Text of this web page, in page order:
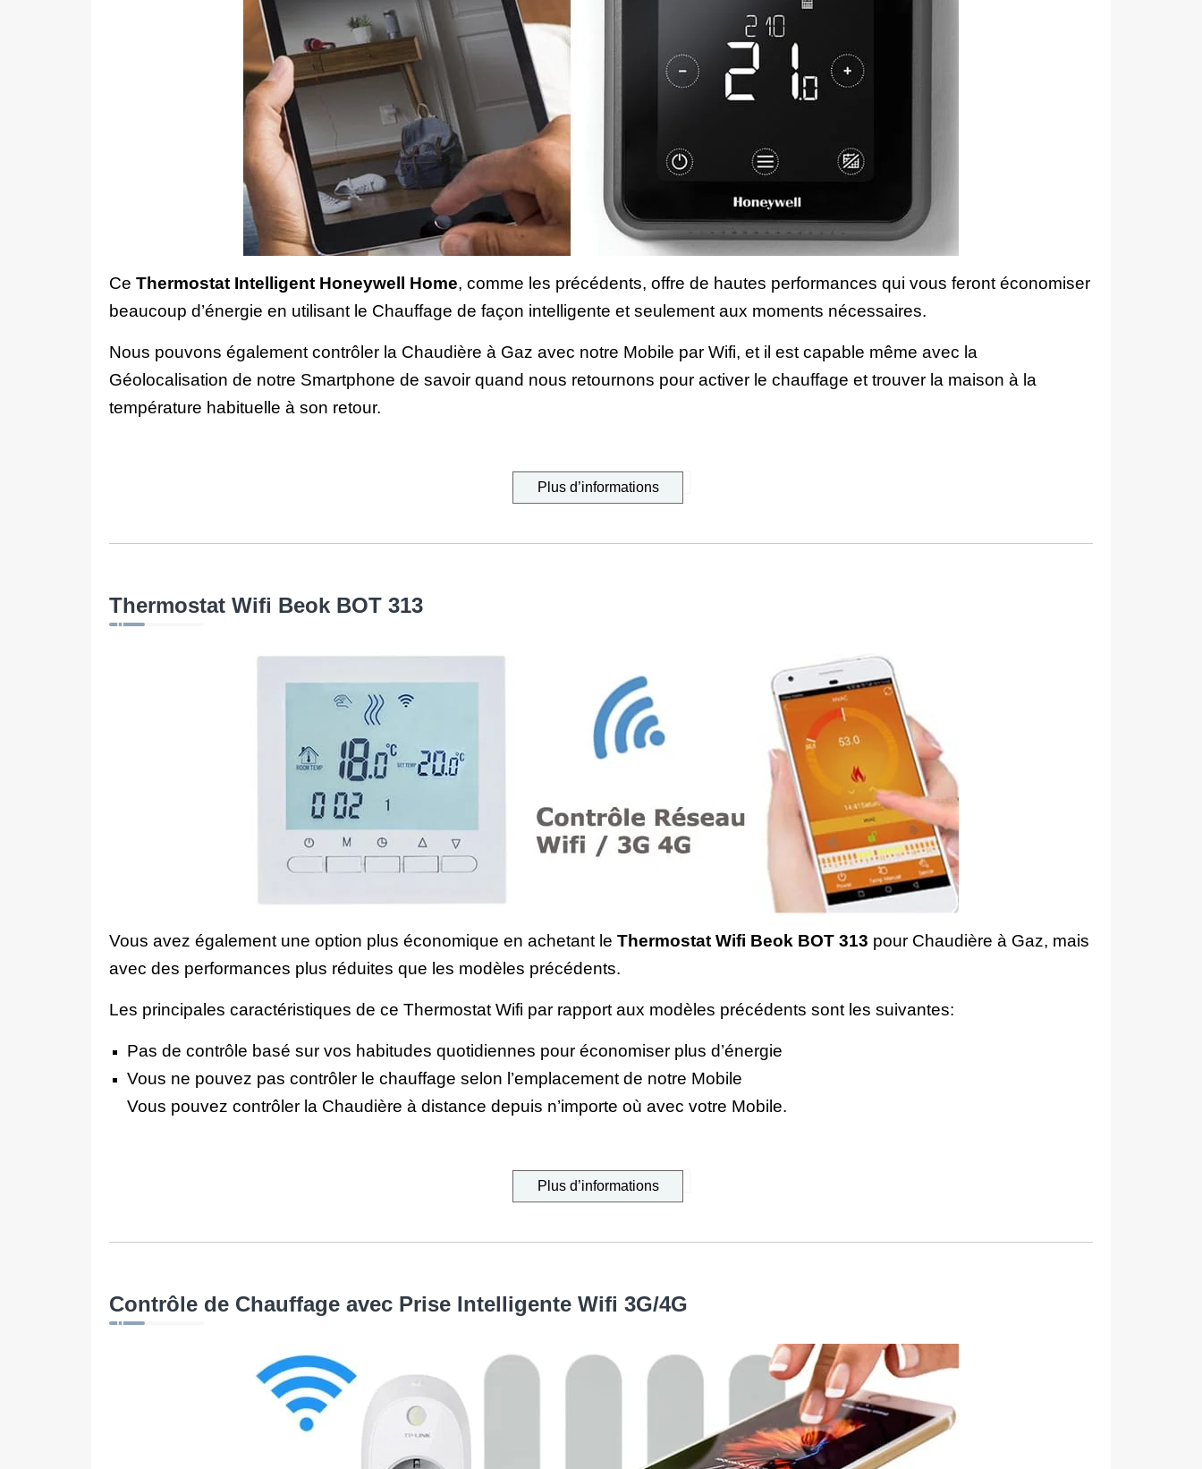
Ce Thermostat Intelligent Honeywell Home, comme les précédents, offre de hautes performances qui vous feront économiser
beaucoup d’énergie en utilisant le Chauffage de façon intelligente et seulement aux moments nécessaires.
Nous pouvons également contrôler la Chaudière à Gaz avec notre Mobile par Wifi, et il est capable même avec la
Géolocalisation de notre Smartphone de savoir quand nous retournons pour activer le chauffage et trouver la maison à la
température habituelle à son retour.
Plus d’informations
Thermostat Wifi Beok BOT 313
Vous avez également une option plus économique en achetant le Thermostat Wifi Beok BOT 313 pour Chaudière à Gaz, mais
avec des performances plus réduites que les modèles précédents.
Les principales caractéristiques de ce Thermostat Wifi par rapport aux modèles précédents sont les suivantes:
Pas de contrôle basé sur vos habitudes quotidiennes pour économiser plus d’énergie
Vous ne pouvez pas contrôler le chauffage selon l’emplacement de notre Mobile
Vous pouvez contrôler la Chaudière à distance depuis n’importe où avec votre Mobile.
Plus d’informations
Contrôle de Chauffage avec Prise Intelligente Wifi 3G/4G